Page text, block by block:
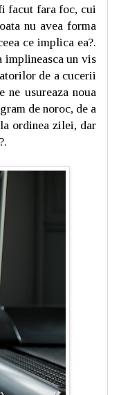
facut fara foc, cui
nu avea forma
ce implica ea?.
implineasca un vis
de a cucerii
usureaza noua
de noroc, de a
ordinea zilei, dar